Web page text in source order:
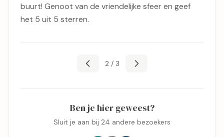
buurt! Genoot van de vriendelijke sfeer en geef
het 5 uit 5 sterren.
2 / 3
Ben je hier geweest?
Sluit je aan bij 24 andere bezoekers